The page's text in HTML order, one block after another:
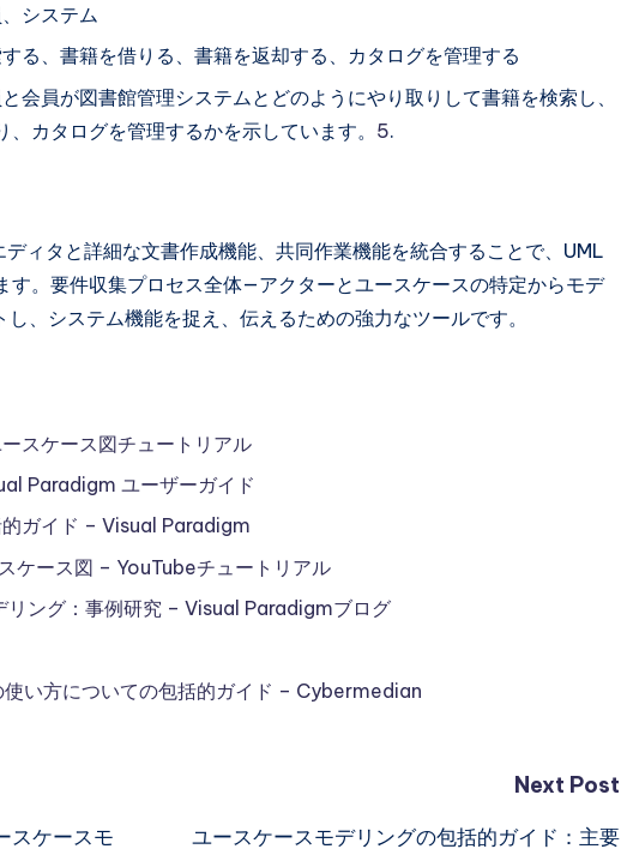
システム
る、書籍を借りる、書籍を返却する、カタログを管理する
会員が図書館管理システムとどのようにやり取りして書籍を検索し、
カタログを管理するかを示しています。 5.
ィタと詳細な文書作成機能、共同作業機能を統合することで、UML
す。要件収集プロセス全体—アクターとユースケースの特定からモデ
、システム機能を捉え、伝えるための強力なツールです。
スケース図チュートリアル
Paradigm ユーザーガイド
ガイド – Visual Paradigm
ケース図 – YouTubeチュートリアル
リング：事例研究 – Visual Paradigmブログ
い方についての包括的ガイド – Cybermedian
スケースモ
Next Post
ユースケースモデリングの包括的ガイド：主要